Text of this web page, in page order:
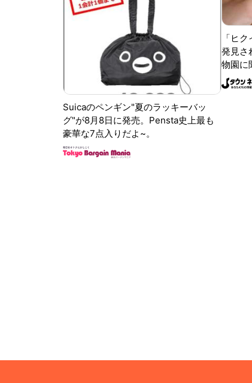
Suicaのペンギン"夏のラッキーバッ
グ"が8月8日に発売。Pensta史上最も
豪華な7点入りだよ~。
「ヒ
発見さ
物園に